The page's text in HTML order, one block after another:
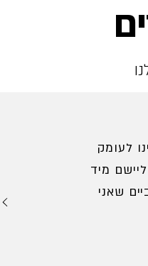
לעומק
מיד
שאני